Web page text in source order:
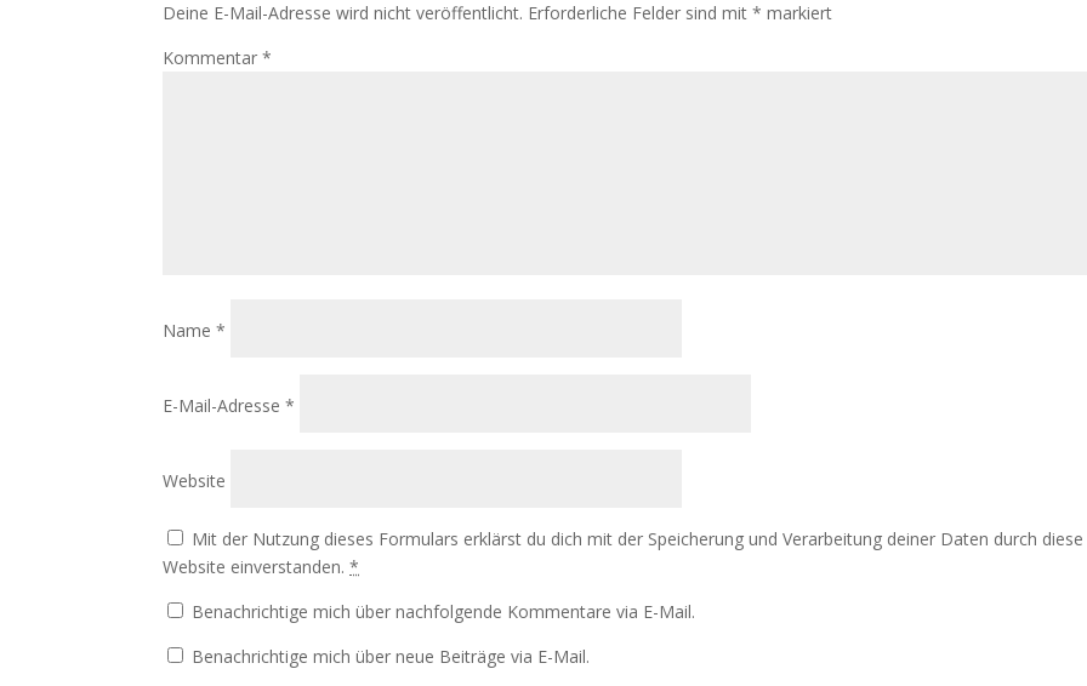
Deine E-Mail-Adresse wird nicht veröffentlicht. Erforderliche Felder sind mit* markiert
Kommentar*
Name*
E-Mail-Adresse*
Website
Mit der Nutzung dieses Formulars erklärst du dich mit der Speicherung und Verarbeitung deiner Daten durch diese
Website einverstanden.*
Benachrichtige mich über nachfolgende Kommentare via E-Mail.
Benachrichtige mich über neue Beiträge via E-Mail.